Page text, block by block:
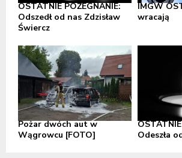
OSTATNIE POŻEGNANIE:
Odszedł od nas Zdzisław
Świercz
IMGW
wracają
Pożar dwóch aut w
Wągrowcu [FOTO]
Odeszła